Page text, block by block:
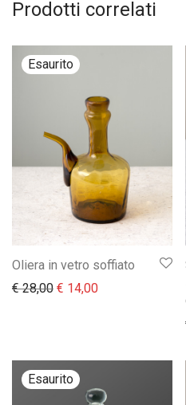
Prodotti correlati
Oliera in vetro soffiato
€28,00 Il prezzo originale era:
€ 14,00Il prezzo